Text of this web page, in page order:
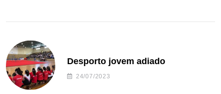
Desporto jovem adiado
24/07/2023